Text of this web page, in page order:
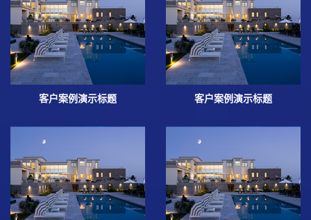
客户案例演示标题 客户案例演示标题